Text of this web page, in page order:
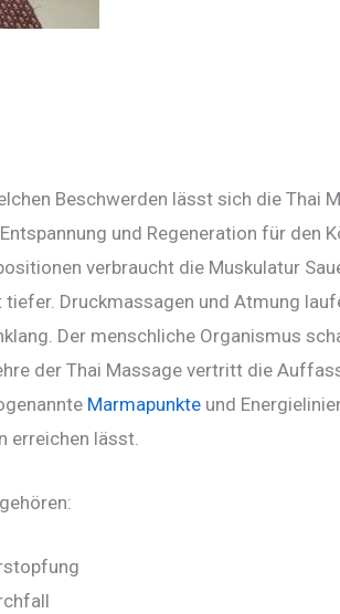
Beschwerden lässt sich die Thai
und Regeneration für den
verbraucht die Muskulatur
tiefer. Druckmassagen und Atmung
Der menschliche Organismus
der Thai Massage vertritt die
Marmapunkte und
erreichen lässt.